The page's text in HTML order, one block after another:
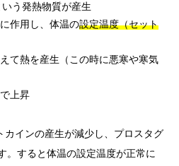
いう発熱物質が産生
作用し、体温の設定温度（セット
て熱を産生（この時に悪寒や寒気
上昇
カインの産生が減少し、プロスタグ
。すると体温の設定温度が正常に